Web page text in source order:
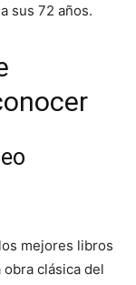
sus 72 años.
mejores libros
clásica del